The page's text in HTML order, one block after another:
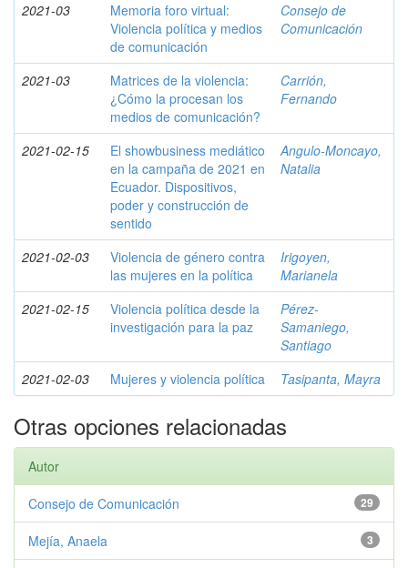
2021-03
Memoria foro virtual:
Violencia política y medios
de comunicación
Consejo de
Comunicación
2021-03
Matrices de la violencia:
¿Cómo la procesan los
medios de comunicación?
Carrión,
Fernando
2021-02-15
El showbusiness mediático
en la campaña de 2021 en
Ecuador. Dispositivos,
poder y construcción de
sentido
Angulo-Moncayo,
Natalia
2021-02-03
Violencia de género contra
las mujeres en la política
Irigoyen,
Marianela
2021-02-15
Violencia política desde la
investigación para la paz
Pérez-
Samaniego,
Santiago
2021-02-03
Mujeres y violencia política Tasipanta, Mayra
Otras opciones relacionadas
Autor
29
Consejo de Comunicación
3
Mejía, Anaela